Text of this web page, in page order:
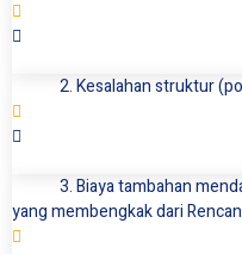
2. Kesalahan struktur
3. Biaya tambahan
yang membengkak dari